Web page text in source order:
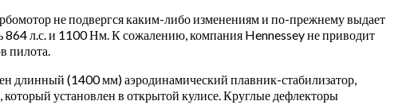
не подвергся каким-либо изменениям и по-прежнему выдает
864 л.с. и 1100 Нм. К сожалению, компания Hennessey не приводит
пилота.
длинный (1400 мм) аэродинамический плавник-стабилизатор,
установлен в открытой кулисе. Круглые дефлекторы